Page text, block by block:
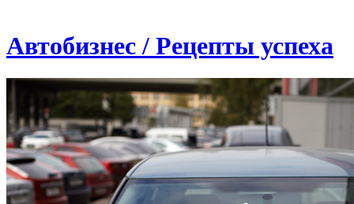
Автобизнес / Рецепты успеха